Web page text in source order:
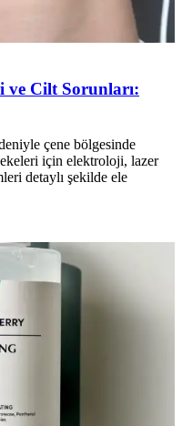
ve Cilt Sorunları:
çene bölgesinde
için elektroloji, lazer
detaylı şekilde ele